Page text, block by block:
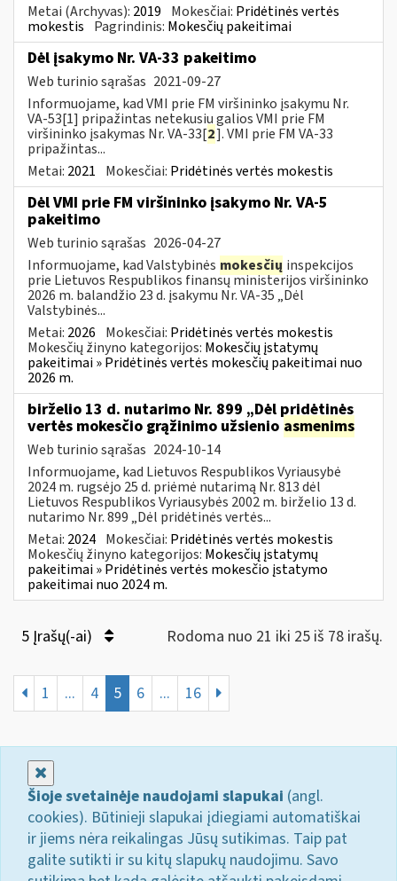
Metai (Archyvas): 2019 Mokesčiai: Pridėtinės vertės
mokestis Pagrindinis: Mokesčių pakeitimai
Dėl įsakymo Nr. VA-33 pakeitimo
Web turinio sąrašas 2021-09-27
Informuojame, kad VMI prie FM viršininko įsakymu Nr.
VA-53[1] pripažintas netekusiu galios VMI prie FM
viršininko įsakymas Nr. VA-33[2]. VMI prie FM VA-33
pripažintas...
Metai: 2021 Mokesčiai: Pridėtinės vertės mokestis
Dėl VMI prie FM viršininko įsakymo Nr. VA-5
pakeitimo
Web turinio sąrašas 2026-04-27
Informuojame, kad Valstybinės mokesčių inspekcijos
prie Lietuvos Respublikos finansų ministerijos viršininko
2026 m. balandžio 23 d. įsakymu Nr. VA-35 „Dėl
Valstybinės...
Metai: 2026 Mokesčiai: Pridėtinės vertės mokestis
Mokesčių žinyno kategorijos: Mokesčių įstatymų
pakeitimai » Pridėtinės vertės mokesčių pakeitimai nuo
2026 m.
birželio 13 d. nutarimo Nr. 899 „Dėl pridėtinės
vertės mokesčio grąžinimo užsienio asmenims
Web turinio sąrašas 2024-10-14
Informuojame, kad Lietuvos Respublikos Vyriausybė
2024 m. rugsėjo 25 d. priėmė nutarimą Nr. 813 dėl
Lietuvos Respublikos Vyriausybės 2002 m. birželio 13 d.
nutarimo Nr. 899 „Dėl pridėtinės vertės...
Metai: 2024 Mokesčiai: Pridėtinės vertės mokestis
Mokesčių žinyno kategorijos: Mokesčių įstatymų
pakeitimai » Pridėtinės vertės mokesčio įstatymo
pakeitimai nuo 2024 m.
5 Įrašų(-ai) Rodoma nuo 21 iki 25 iš 78 irašų.
1 ... 4 5 6 ... 16
Šioje svetainėje naudojami slapukai (angl.
cookies). Būtinieji slapukai įdiegiami automatiškai
ir jiems nėra reikalingas Jūsų sutikimas. Taip pat
galite sutikti ir su kitų slapukų naudojimu. Savo